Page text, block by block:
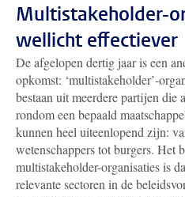
Multistakeholder-
wellicht effectiever
De afgelopen dertig jaar is een
opkomst: ‘multistakeholder’-
bestaan uit meerdere partijen die
rondom een bepaald
kunnen heel uiteenlopend zijn:
wetenschappers tot burgers. Het
multistakeholder-organisaties is
relevante sectoren in de